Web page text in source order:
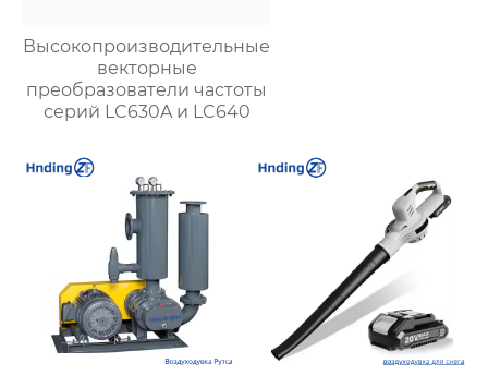
Высокопроизводительные
векторные
преобразователи частоты
серий LC630A и LC640